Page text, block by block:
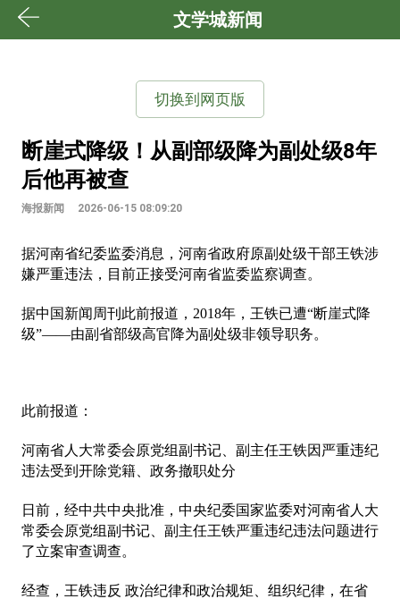
文学城新闻
切换到网页版
断崖式降级！从副部级降为副处级8年
后他再被查
海报新闻 2026-06-15 08:09:20
据河南省纪委监委消息，河南省政府原副处级干部王铁涉
嫌严重违法，目前正接受河南省监委监察调查。
据中国新闻周刊此前报道，2018年，王铁已遭“断崖式降
级”——由副省部级高官降为副处级非领导职务。
此前报道：
河南省人大常委会原党组副书记、副主任王铁因严重违纪
违法受到开除党籍、政务撤职处分
日前，经中共中央批准，中央纪委国家监委对河南省人大
常委会原党组副书记、副主任王铁严重违纪违法问题进行
了立案审查调查。
经查，王铁违反 政治纪律和政治规矩、组织纪律，在省